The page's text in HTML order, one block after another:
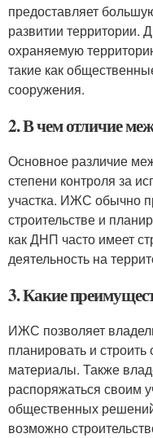
предоставляет
развитии территории.
охраняемую
такие как
сооружения.
2. В чем отличие
Основное различие
степени контроля за
участка. ИЖС обычно
строительстве и
как ДНП часто имеет
деятельность на
3. Какие
ИЖС позволяет
планировать и
материалы. Также
распоряжаться своим
общественных
возможно